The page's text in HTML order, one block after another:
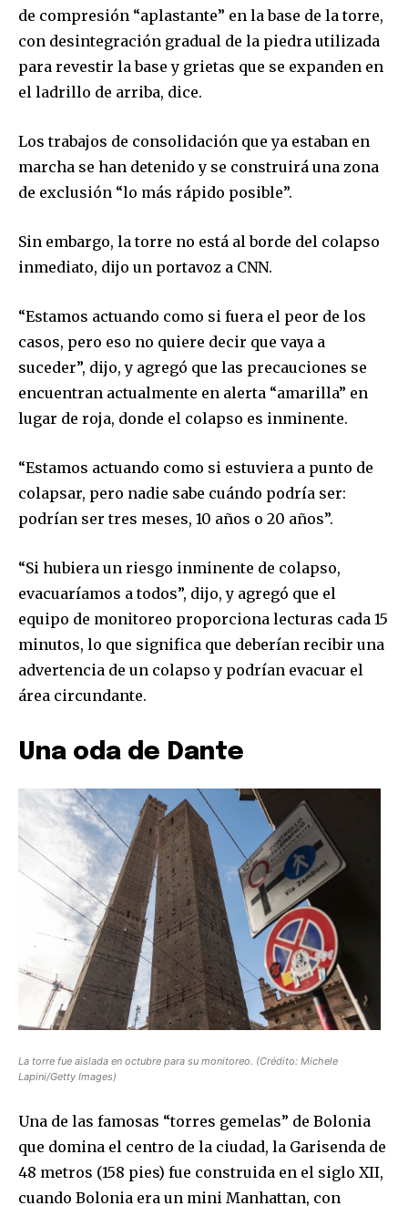
de compresión “aplastante” en la base de la torre,
con desintegración gradual de la piedra utilizada
para revestir la base y grietas que se expanden en
el ladrillo de arriba, dice.
Los trabajos de consolidación que ya estaban en
marcha se han detenido y se construirá una zona
de exclusión “lo más rápido posible”.
Sin embargo, la torre no está al borde del colapso
inmediato, dijo un portavoz a CNN.
“Estamos actuando como si fuera el peor de los
casos, pero eso no quiere decir que vaya a
suceder”, dijo, y agregó que las precauciones se
encuentran actualmente en alerta “amarilla” en
lugar de roja, donde el colapso es inminente.
“Estamos actuando como si estuviera a punto de
colapsar, pero nadie sabe cuándo podría ser:
podrían ser tres meses, 10 años o 20 años”.
“Si hubiera un riesgo inminente de colapso,
evacuaríamos a todos”, dijo, y agregó que el
equipo de monitoreo proporciona lecturas cada 15
minutos, lo que significa que deberían recibir una
advertencia de un colapso y podrían evacuar el
área circundante.
Una oda de Dante
La torre fue aislada en octubre para su monitoreo. (Crédito: Michele
Lapini/Getty Images)
Una de las famosas “torres gemelas” de Bolonia
que domina el centro de la ciudad, la Garisenda de
48 metros (158 pies) fue construida en el siglo XII,
cuando Bolonia era un mini Manhattan, con